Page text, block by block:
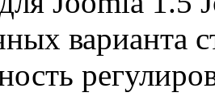
варианта